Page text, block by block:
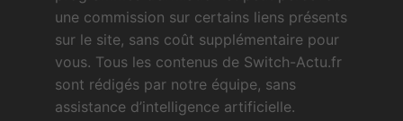
une commission sur certains liens présents
sur le site, sans coût supplémentaire pour
vous. Tous les contenus de Switch-Actu.fr
sont rédigés par notre équipe, sans
assistance d’intelligence artificielle.